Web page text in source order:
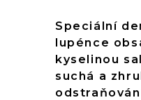
Speciální
lupénce
kyselinou
suchá a